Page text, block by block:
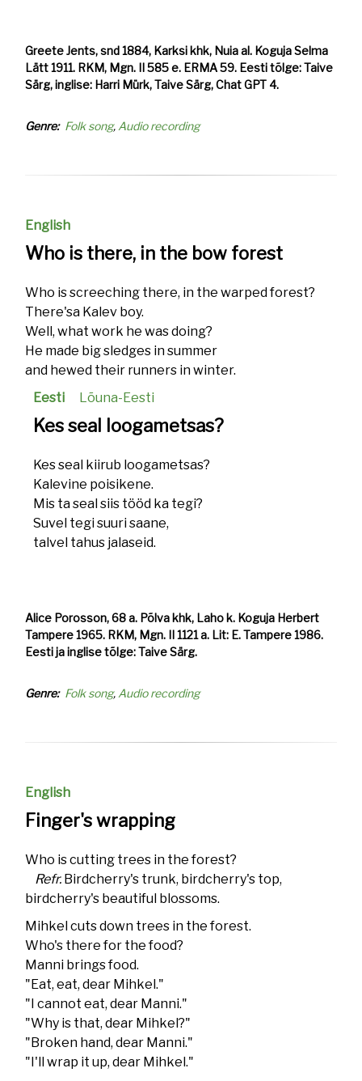
Greete Jents, snd 1884, Karksi khk, Nuia al. Koguja Selma
Lätt 1911. RKM, Mgn. II 585 e. ERMA 59. Eesti tõlge: Taive
Särg, inglise: Harri Mürk, Taive Särg, Chat GPT 4.
Genre Folk song Audio recording
English
Who is there, in the bow forest
Who is screeching there, in the warped forest?
There'sa Kalev boy.
Well, what work he was doing?
He made big sledges in summer
and hewed their runners in winter.
Eesti
Lõuna-Eesti
Kes seal loogametsas?
Kes seal kiirub loogametsas?
Kalevine poisikene.
Mis ta seal siis tööd ka tegi?
Suvel tegi suuri saane,
talvel tahus jalaseid.
Alice Porosson, 68 a. Põlva khk, Laho k. Koguja Herbert
Tampere 1965. RKM, Mgn. II 1121 a. Lit: E. Tampere 1986.
Eesti ja inglise tõlge: Taive Särg.
Genre Folk song Audio recording
English
Finger's wrapping
Who is cutting trees in the forest?
Refr. Birdcherry's trunk, birdcherry's top,
birdcherry's beautiful blossoms.
Mihkel cuts down trees in the forest.
Who's there for the food?
Manni brings food.
"Eat, eat, dear Mihkel."
"I cannot eat, dear Manni."
"Why is that, dear Mihkel?"
"Broken hand, dear Manni."
"I'll wrap it up, dear Mihkel."